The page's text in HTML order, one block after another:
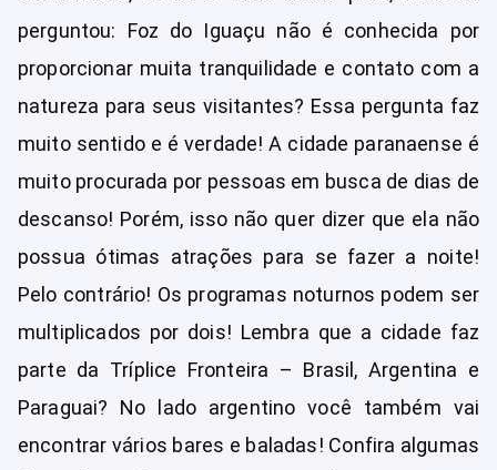
perguntou: Foz do Iguaçu não é conhecida por
proporcionar muita tranquilidade e contato com a
natureza para seus visitantes? Essa pergunta faz
muito sentido e é verdade! A cidade paranaense é
muito procurada por pessoas em busca de dias de
descanso! Porém, isso não quer dizer que ela não
possua ótimas atrações para se fazer a noite!
Pelo contrário! Os programas noturnos podem ser
multiplicados por dois! Lembra que a cidade faz
parte da Tríplice Fronteira – Brasil, Argentina e
Paraguai? No lado argentino você também vai
encontrar vários bares e baladas! Confira algumas